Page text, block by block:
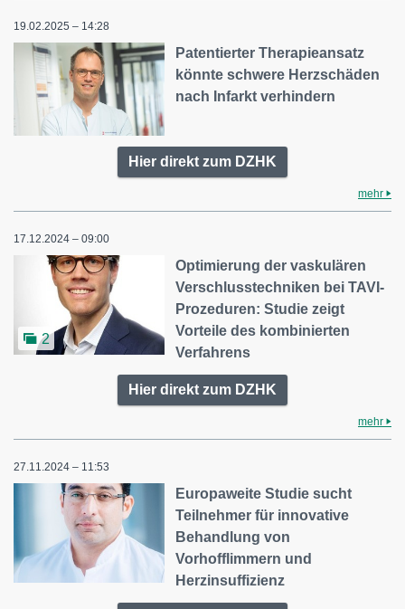
19.02.2025 – 14:28
Patentierter Therapieansatz
könnte schwere Herzschäden
nach Infarkt verhindern
Hier direkt zum DZHK
mehr
17.12.2024 – 09:00
2
Optimierung der vaskulären
Verschlusstechniken bei TAVI-
Prozeduren: Studie zeigt
Vorteile des kombinierten
Verfahrens
Hier direkt zum DZHK
mehr
27.11.2024 – 11:53
Europaweite Studie sucht
Teilnehmer für innovative
Behandlung von
Vorhofflimmern und
Herzinsuffizienz